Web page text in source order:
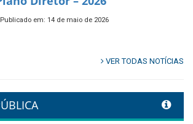
Semana Mundial do Meio
em Tamandaré
estratégico do
Tamandaré.